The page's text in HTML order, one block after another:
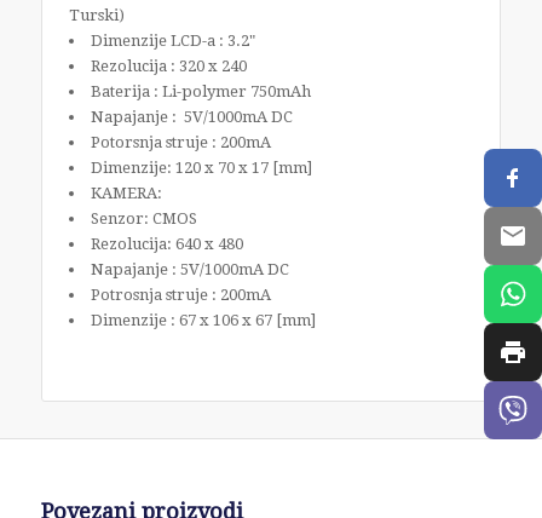
Turski)
Dimenzije LCD-a : 3.2"
Rezolucija : 320 x 240
Baterija : Li-polymer 750mAh
Napajanje : 5V/1000mA DC
Potorsnja struje : 200mA
Dimenzije: 120 x 70 x 17 [mm]
KAMERA:
Senzor: CMOS
Rezolucija: 640 x 480
Napajanje : 5V/1000mA DC
Potrosnja struje : 200mA
Dimenzije : 67 x 106 x 67 [mm]
Povezani proizvodi